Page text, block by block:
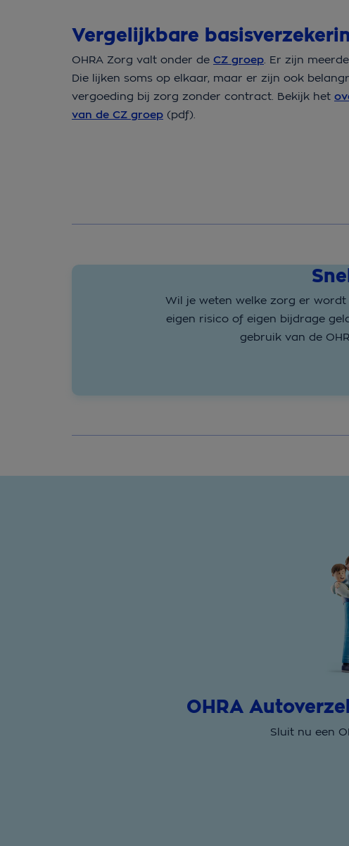
Vergelijkbare
OHRA Zorg valt onder de CZ groep. Er zijn
Die lijken soms op elkaar, maar er zijn ook
vergoeding bij zorg zonder contract. Bekijk het
van de CZ groep (pdf).
Wil je weten welke zorg er
eigen risico of eigen bijdrage
gebruik van de
OHRA
Sluit nu een